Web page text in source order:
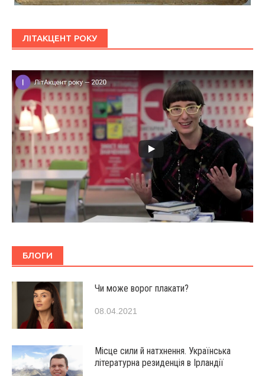
ЛІТАКЦЕНТ РОКУ
БЛОГИ
Чи може ворог плакати?
08.04.2021
Місце сили й натхнення. Українська
літературна резиденція в Ірландії